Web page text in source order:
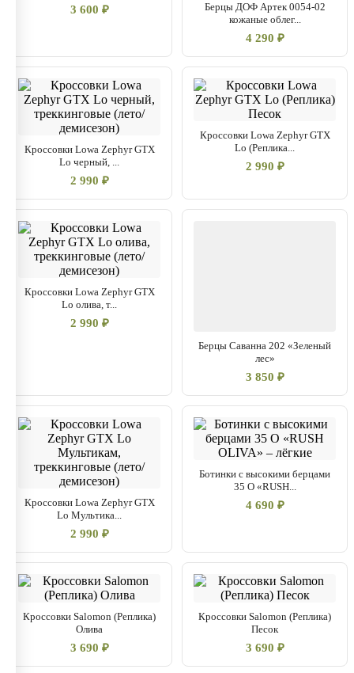
3 600 ₽
Берцы ДОФ Артек 0054-02
кожаные облег...
4 290 ₽
Кроссовки Lowa Zephyr GTX
Lo черный, ...
2 990 ₽
Кроссовки Lowa Zephyr GTX
Lo (Реплика...
2 990 ₽
Кроссовки Lowa Zephyr GTX
Lo олива, т...
2 990 ₽
Берцы Саванна 202 «Зеленый
лес»
3 850 ₽
Кроссовки Lowa Zephyr GTX
Lo Мультика...
2 990 ₽
Ботинки с высокими берцами
35 О «RUSH...
4 690 ₽
Кроссовки Salomon (Реплика)
Олива
3 690 ₽
Кроссовки Salomon (Реплика)
Песок
3 690 ₽